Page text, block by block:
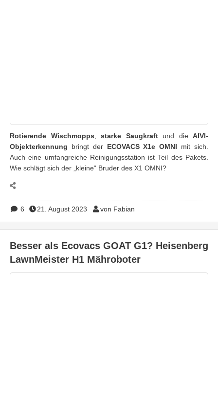
Rotierende Wischmopps starke Saugkraftund die AIVI-
Objekterkennung bringt derECOVACS X1e OMNI mit sich.
Auch eine umfangreiche Reinigungsstation ist Teil des Pakets.
Wie schlägt sich der „kleine“ Bruder des X1 OMNI?
6 21. August 2023 von Fabian
Besser als Ecovacs GOAT G1? Heisenberg
LawnMeister H1 Mähroboter